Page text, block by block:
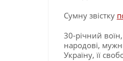
Сумну звістку
30-річний
народові,
Україну, її